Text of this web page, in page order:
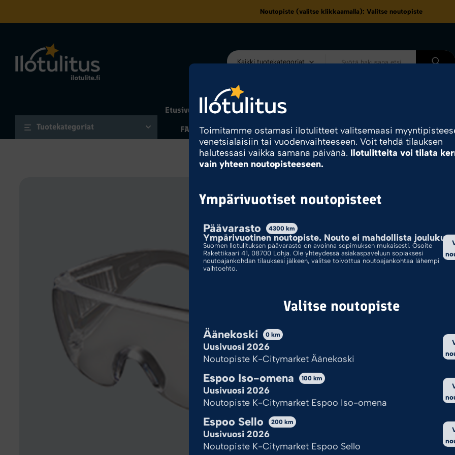
Noutopiste (valitse klikkaamalla): Valitse noutopiste
Kaikki tuotekategoriat
Tuotekategoriat
Etusivu Tuotteet Kampanjat & Tarjoukset
FAQ
Oma tili
Valitse
Toimitamme ostamasi ilotulitteet valitsemaasi
venetsialaisiin tai vuodenvaihteeseen. Voit tehdä tilauksen
halutessasi vaikka samana päivänä. Ilotulitteita voi tilata
vain yhteen noutopisteeseen.
Ympärivuotiset noutopisteet
Päävarasto 4300 km
Ympärivuotinen noutopiste. Nouto ei mahdollista
Suomen Ilotulituksen päävarasto on avoinna sopimuksen mukaisesti. Osoite
Rakettikaari 41, 08700 Lohja. Ole yhteydessä asiakaspaveluun sopiaksesi
noutoajankohdan tilauksesi jälkeen, valitse toivottua noutoajankohtaa lähempi
vaihtoehto.
Valitse noutopiste
Äänekoski 0 km
Uusivuosi 2026
Noutopiste K-Citymarket Äänekoski
Espoo Iso-omena 100 km
Uusivuosi 2026
Noutopiste K-Citymarket Espoo Iso-omena
Espoo Sello 200 km
Uusivuosi 2026
Noutopiste K-Citymarket Espoo Sello